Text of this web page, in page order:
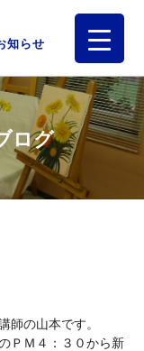
知らせ
ログ
師の山本です。
ＰＭ４：３０から新